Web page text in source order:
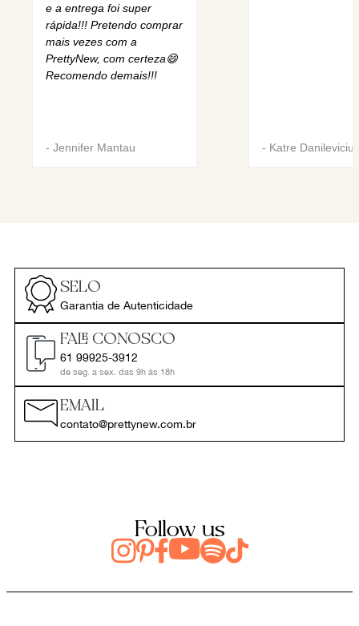
e a entrega foi super
rápida!!! Pretendo comprar
mais vezes com a
PrettyNew, com certeza😄
Recomendo demais!!!
- Jennifer Mantau - Katre Danilevicius
SELO
Garantia de Autenticidade
FALE CONOSCO
61 99925-3912
de seg. a sex. das 9h às 18h
EMAIL
contato@prettynew.com.br
Follow us